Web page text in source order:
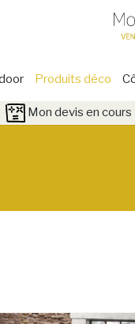
Produits déco
Mon devis en cours